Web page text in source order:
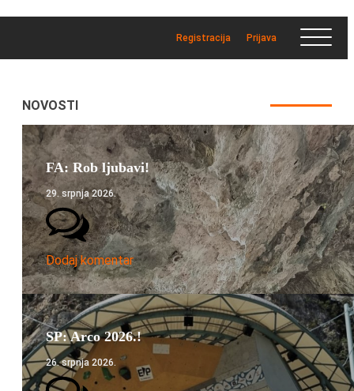
Registracija Prijava
NOVOSTI
FA: Rob ljubavi!
29. srpnja 2026.
Dodaj komentar
SP: Arco 2026.!
26. srpnja 2026.